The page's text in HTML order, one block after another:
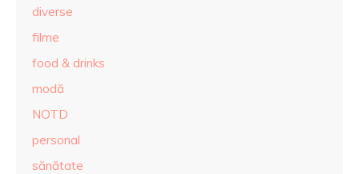
diverse
filme
food & drinks
modă
NOTD
personal
sănătate